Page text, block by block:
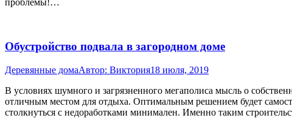
проблемы!…
Обустройство подвала в загородном доме
Деревянные домаАвтор: Виктория18 июля, 2019
В условиях шумного и загрязненного мегаполиса мысль о
отличным местом для отдыха. Оптимальным решением будет
столкнуться с недоработками минимален. Именно таким